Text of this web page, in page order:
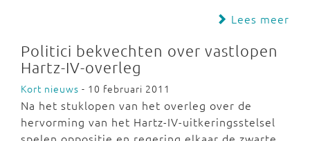
Lees meer
Politici bekvechten over vastlopen
Hartz-IV-overleg
Kort nieuws - 10 februari 2011
Na het stuklopen van het overleg over de
hervorming van het Hartz-IV-uitkeringsstelsel